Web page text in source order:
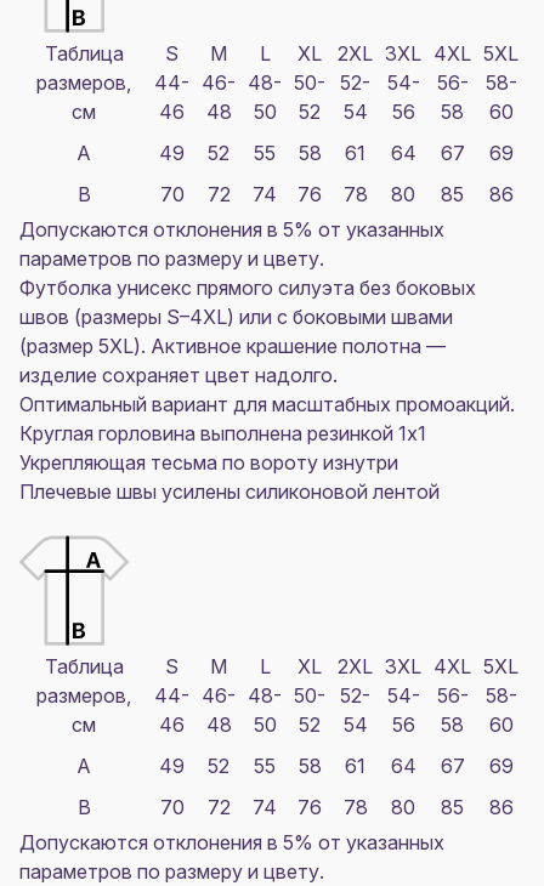
Таблица
размеров,
см
S
44-
46
M
46-
48
L
48-
50
XL
50-
52
2XL
52-
54
3XL
54-
56
4XL
56-
58
5XL
58-
60
A
49 52 55 58 61 64 67
69
B
70 72 74 76 78 80 85
86
Допускаются отклонения в 5% от указанных
параметров по размеру и цвету.
Футболка унисекс прямого силуэта без боковых
швов (размеры S–4XL) или с боковыми швами
(размер 5XL). Активное крашение полотна —
изделие сохраняет цвет надолго.
Оптимальный вариант для масштабных промоакций.
Круглая горловина выполнена резинкой 1х1
Укрепляющая тесьма по вороту изнутри
Плечевые швы усилены силиконовой лентой
Таблица
размеров,
см
S
44-
46
M
46-
48
L
48-
50
XL
50-
52
2XL
52-
54
3XL
54-
56
4XL
56-
58
5XL
58-
60
A
49 52 55 58 61 64 67
69
B
70 72 74 76 78 80 85
86
Допускаются отклонения в 5% от указанных
параметров по размеру и цвету.